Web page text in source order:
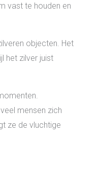
vast te houden en
objecten. Het
het zilver juist
mensen zich
ze de vluchtige